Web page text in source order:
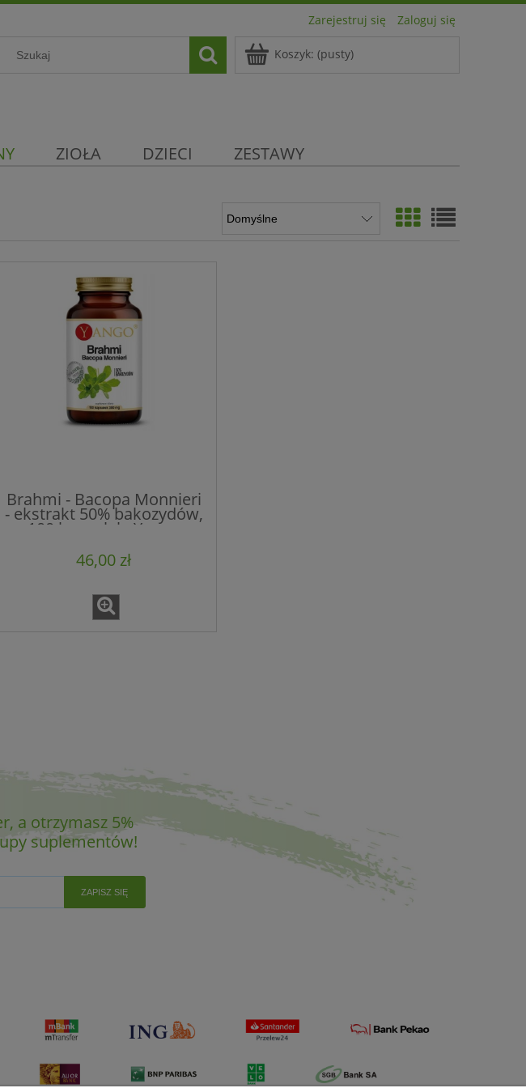
Zarejestruj się Zaloguj się
Koszyk: (pusty)
ZIOŁA DZIECI
ZESTAWY
Brahmi - Bacopa Monnieri
- ekstrakt 50% bakozydów,
100 kapsułek, Yango
46,00 zł
a otrzymasz 5%
suplementów!
ZAPISZ SIĘ